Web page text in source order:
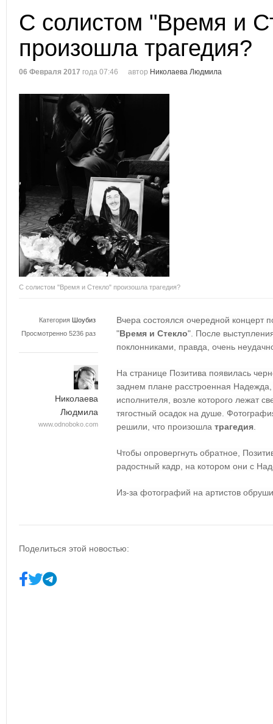
С солистом "Время и
произошла трагедия?
06 Февраля 2017 года 07:46 автор Николаева Людмила
С солистом "Время и Стекло" произошла трагедия?
Категория Шоубиз
Просмотренно 5236 раз
Николаева
Людмила
www.odnoboko.com
Вчера состоялся очередной концерт
"Время и Стекло". После
поклонниками, правда, очень
На странице Позитива появилась
заднем плане расстроенная
исполнителя, возле которого лежат
тягостный осадок на душе.
решили, что произошла трагедия
Чтобы опровергнуть обратное,
радостный кадр, на котором они с
Из-за фотографий на артистов
Поделиться этой новостью: